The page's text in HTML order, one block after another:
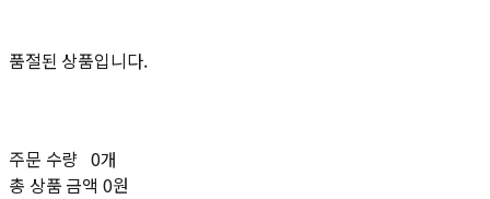
품절된 상품입니다.
주문 수량 0개
총 상품 금액 0원